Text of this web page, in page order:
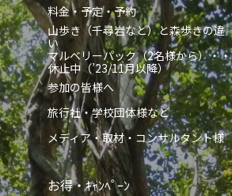
料金・予定・予約
山歩き（千尋岩など）と森歩きの違
い
マルベリーパック（2名様から）・・
休止中（’23/11月以降）
参加の皆様へ
旅行社・学校団体様など
メディア・取材・コンサルタント様
お得・ｷｬﾝﾍﾟｰﾝ